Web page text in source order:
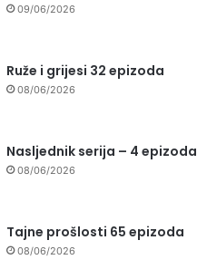
09/06/2026
Ruže i grijesi 32 epizoda
08/06/2026
Nasljednik serija – 4 epizoda
08/06/2026
Tajne prošlosti 65 epizoda
08/06/2026